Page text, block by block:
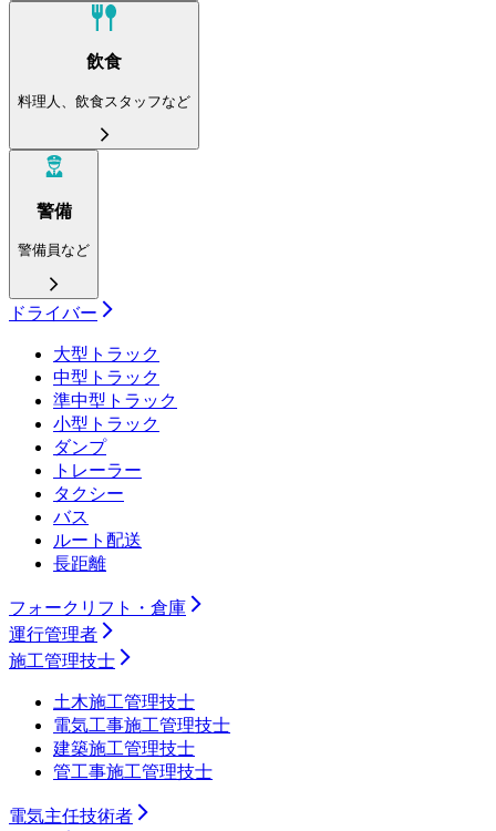
飲食
料理人、飲食スタッフなど
警備
警備員など
ドライバー
大型トラック
中型トラック
準中型トラック
小型トラック
ダンプ
トレーラー
タクシー
バス
ルート配送
長距離
フォークリフト・倉庫
運行管理者
施工管理技士
土木施工管理技士
電気工事施工管理技士
建築施工管理技士
管工事施工管理技士
電気主任技術者